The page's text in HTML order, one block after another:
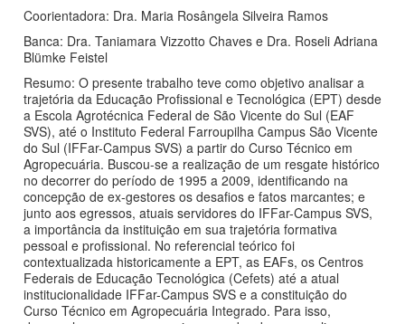
Coorientadora: Dra. Maria Rosângela Silveira Ramos
Banca: Dra. Taniamara Vizzotto Chaves e Dra. Roseli Adriana
Blümke Feistel
Resumo: O presente trabalho teve como objetivo analisar a
trajetória da Educação Profissional e Tecnológica (EPT) desde
a Escola Agrotécnica Federal de São Vicente do Sul (EAF
SVS), até o Instituto Federal Farroupilha Campus São Vicente
do Sul (IFFar-Campus SVS) a partir do Curso Técnico em
Agropecuária. Buscou-se a realização de um resgate histórico
no decorrer do período de 1995 a 2009, identificando na
concepção de ex-gestores os desafios e fatos marcantes; e
junto aos egressos, atuais servidores do IFFar-Campus SVS,
a importância da instituição em sua trajetória formativa
pessoal e profissional. No referencial teórico foi
contextualizada historicamente a EPT, as EAFs, os Centros
Federais de Educação Tecnológica (Cefets) até a atual
institucionalidade IFFar-Campus SVS e a constituição do
Curso Técnico em Agropecuária Integrado. Para isso,